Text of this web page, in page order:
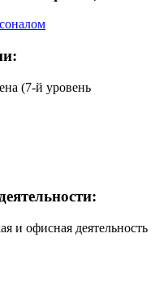
(7-й уровень
и офисная деятельность